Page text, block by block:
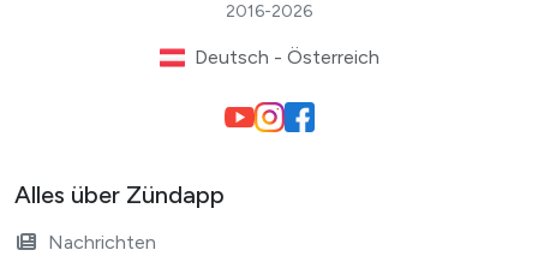
2016-2026
Deutsch - Österreich
Alles über Zündapp
Nachrichten